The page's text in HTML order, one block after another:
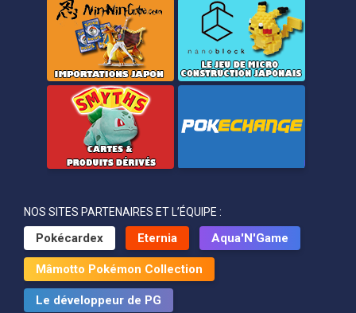
NOS SITES PARTENAIRES ET L’ÉQUIPE :
Pokécardex Eternia Aqua'N'Game
Mâmotto Pokémon Collection
Le développeur de PG